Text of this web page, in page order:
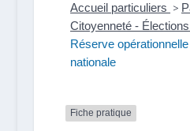
Accueil particuliers >
Citoyenneté - Élections
Réserve
nationale
Fiche pratique